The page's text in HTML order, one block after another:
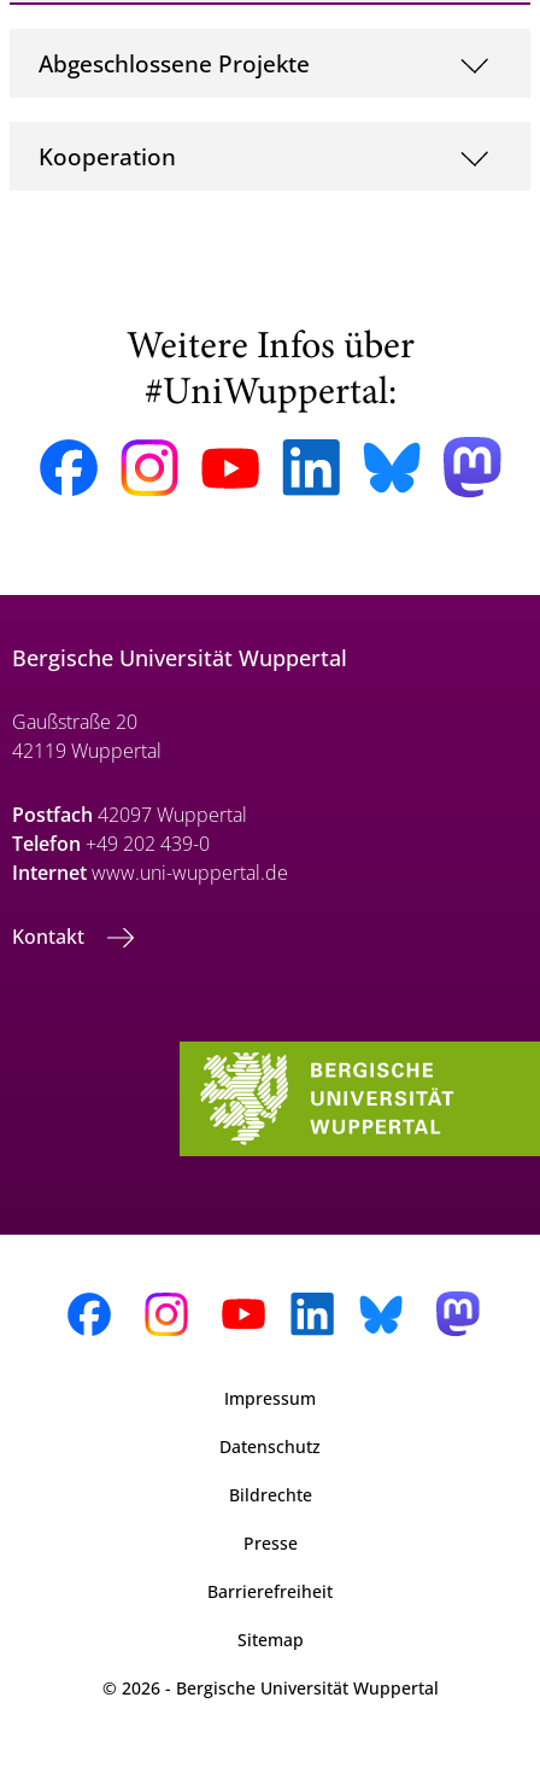
Abgeschlossene Projekte
Kooperation
Weitere Infos über
#UniWuppertal:
Bergische Universität Wuppertal
Gaußstraße 20
42119 Wuppertal
Postfach 42097 Wuppertal
Telefon +49 202 439-0
Internetwww.uni-wuppertal.de
Kontakt
Impressum
Datenschutz
Bildrechte
Presse
Barrierefreiheit
Sitemap
© 2026 - Bergische Universität Wuppertal